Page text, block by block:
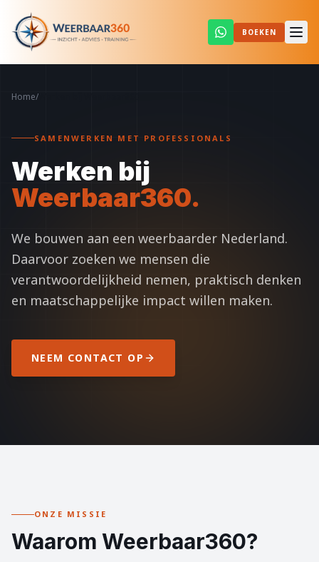
BOEKEN
Home/
SAMENWERKEN MET PROFESSIONALS
Werken bij
Weerbaar360.
We bouwen aan een weerbaarder Nederland.
Daarvoor zoeken we mensen die
verantwoordelijkheid nemen, praktisch denken
en maatschappelijke impact willen maken.
NEEM CONTACT OP
ONZE MISSIE
Waarom Weerbaar360?